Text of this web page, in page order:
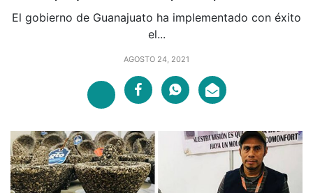
El gobierno de Guanajuato ha implementado con éxito
el...
AGOSTO 24, 2021